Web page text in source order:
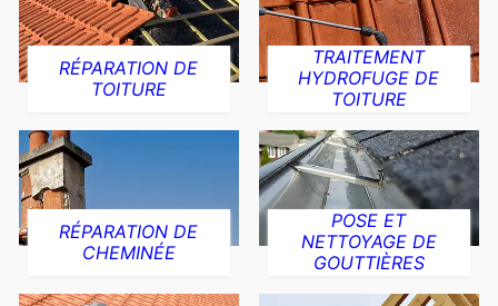
RÉPARATION DE
TOITURE
TRAITEMENT
HYDROFUGE DE
TOITURE
RÉPARATION DE
CHEMINÉE
POSE ET
NETTOYAGE DE
GOUTTIÈRES